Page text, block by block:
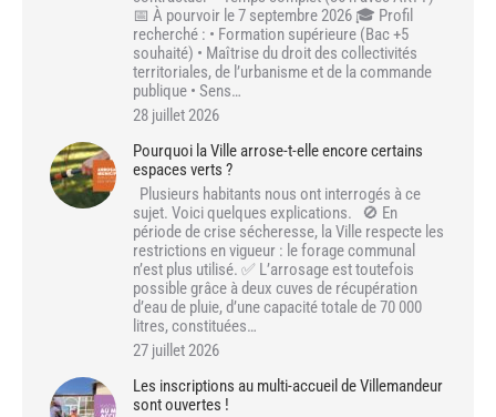
📅 À pourvoir le 7 septembre 2026 🎓 Profil
recherché : • Formation supérieure (Bac +5
souhaité) • Maîtrise du droit des collectivités
territoriales, de l’urbanisme et de la commande
publique • Sens…
28 juillet 2026
Pourquoi la Ville arrose-t-elle encore certains
espaces verts ?
Plusieurs habitants nous ont interrogés à ce
sujet. Voici quelques explications. 🚫 En
période de crise sécheresse, la Ville respecte les
restrictions en vigueur : le forage communal
n’est plus utilisé. ✅ L’arrosage est toutefois
possible grâce à deux cuves de récupération
d’eau de pluie, d’une capacité totale de 70 000
litres, constituées…
27 juillet 2026
Les inscriptions au multi-accueil de Villemandeur
sont ouvertes !